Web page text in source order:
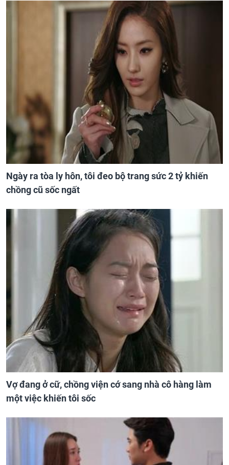
Ngày ra tòa ly hôn, tôi đeo bộ trang sức 2 tỷ khiến
chồng cũ sốc ngất
Vợ đang ở cữ, chồng viện cớ sang nhà cô hàng làm
một việc khiến tôi sốc